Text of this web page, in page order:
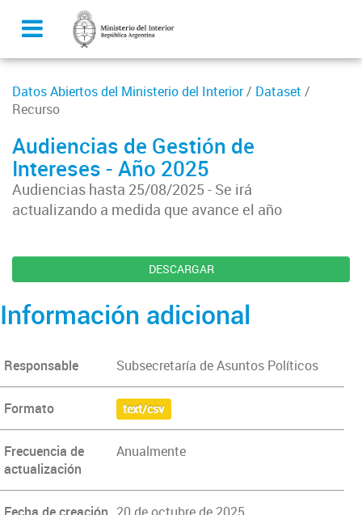
Datos Abiertos del Ministerio del Interior/ Dataset /
Recurso
Audiencias de Gestión de
Intereses - Año 2025
Audiencias hasta 25/08/2025 - Se irá
actualizando a medida que avance el año
DESCARGAR
Información adicional
Responsable Subsecretaría de Asuntos Políticos
Formato text/csv
Frecuencia de
actualización
Anualmente